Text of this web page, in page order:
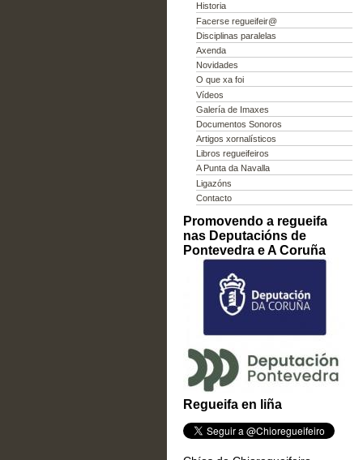
Historia
Facerse regueifeir@
Disciplinas paralelas
Axenda
Novidades
O que xa foi
Vídeos
Galería de Imaxes
Documentos Sonoros
Artigos xornalísticos
Libros regueifeiros
A Punta da Navalla
Ligazóns
Contacto
Promovendo a regueifa
nas Deputacións de
Pontevedra e A Coruña
Regueifa en liña